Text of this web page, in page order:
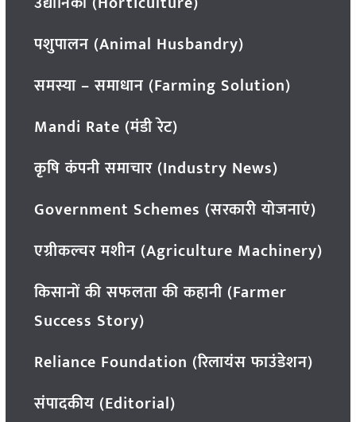
पशुपालन (Animal Husbandry)
समस्या – समाधान (Farming Solution)
Mandi Rate (मंडी रेट)
कृषि कंपनी समाचार (Industry News)
Government Schemes (सरकारी योजनाएं)
एग्रीकल्चर मशीन (Agriculture Machinery)
किसानों की सफलता की कहानी (Farmer
Success Story)
Reliance Foundation (रिलायंस फाउंडेशन)
संपादकीय (Editorial)